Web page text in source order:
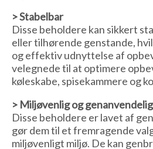
> Stabelbar
Disse beholdere kan sikkert
eller tilhørende genstande,
og effektiv udnyttelse af
velegnede til at optimere
køleskabe, spisekammere og
> Miljøvenlig og genanvendelig
Disse beholdere er lavet af
gør dem til et fremragende
miljøvenligt miljø. De kan